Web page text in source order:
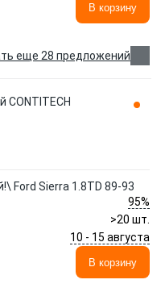
В корзину
еще 28 предложений
CONTITECH
Ford Sierra 1.8TD 89-93
95%
>20 шт.
10 - 15 августа
В корзину